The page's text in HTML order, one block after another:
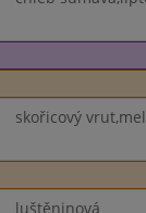
skořicový
luštěninová